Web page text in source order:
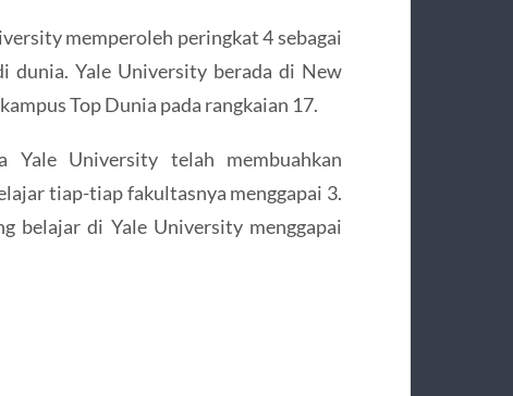
memperoleh peringkat 4 sebagai
dunia. Yale University berada di New
Top Dunia pada rangkaian 17.
Yale University telah membuahkan
tiap-tiap fakultasnya menggapai 3.
belajar di Yale University menggapai